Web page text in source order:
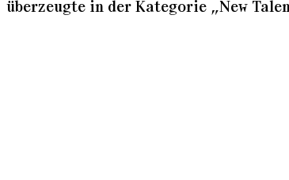
überzeugte in der Kategorie „New